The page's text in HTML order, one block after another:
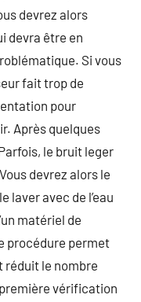
devrez alors
devra être en
Si vous
fait trop de
pour
Après quelques
le bruit leger
devrez alors le
laver avec de l’eau
matériel de
procédure permet
réduit le nombre
vérification